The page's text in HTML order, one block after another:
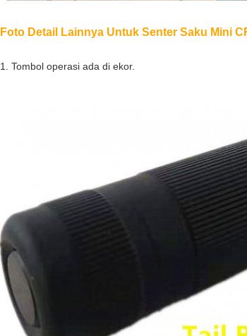
Foto Detail Lainnya Untuk Senter Saku Mini
1. Tombol operasi ada di ekor.